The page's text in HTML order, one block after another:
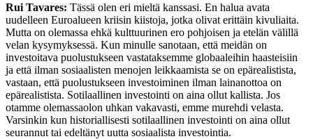
Rui Tavares: Tässä olen eri mieltä kanssasi. En halua avata
uudelleen Euroalueen kriisin kiistoja, jotka olivat erittäin kivuliaita.
Mutta on olemassa ehkä kulttuurinen ero pohjoisen ja etelän välillä
velan kysymyksessä. Kun minulle sanotaan, että meidän on
investoitava puolustukseen vastataksemme globaaleihin haasteisiin
ja että ilman sosiaalisten menojen leikkaamista se on epärealistista,
vastaan, että puolustukseen investoiminen ilman lainanottoa on
epärealistista. Sotilaallinen investointi on aina ollut kallista. Jos
otamme olemassaolon uhkan vakavasti, emme murehdi velasta.
Varsinkin kun historiallisesti sotilaallinen investointi on aina ollut
seurannut tai edeltänyt uutta sosiaalista investointia.